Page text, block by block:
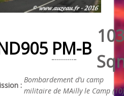
PM-B
103
:
Bombardement d’u camp
militaire de MAilly le Camp (10)